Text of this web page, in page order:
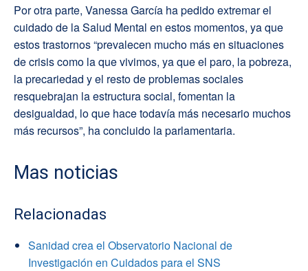
Por otra parte, Vanessa García ha pedido extremar el
cuidado de la Salud Mental en estos momentos, ya que
estos trastornos “prevalecen mucho más en situaciones
de crisis como la que vivimos, ya que el paro, la pobreza,
la precariedad y el resto de problemas sociales
resquebrajan la estructura social, fomentan la
desigualdad, lo que hace todavía más necesario muchos
más recursos”, ha concluido la parlamentaria.
Mas noticias
Relacionadas
Sanidad crea el Observatorio Nacional de
Investigación en Cuidados para el SNS